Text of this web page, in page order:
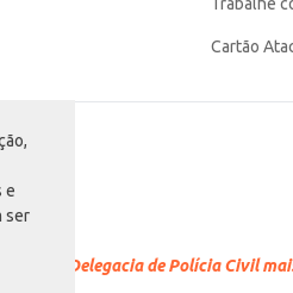
e
ser
Cartão
a Delegacia de Polícia Civil